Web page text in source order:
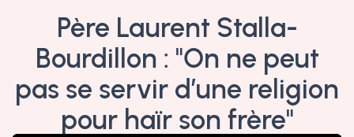
Père Laurent Stalla-
Bourdillon : "On ne peut
pas se servir d’une religion
pour haïr son frère"